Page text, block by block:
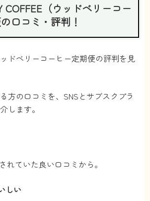
COFFEE（ウッドベリーコー
口コミ・評判！
ドベリーコーヒー定期便の評判を見
方の口コミを、SNSとサブスクプラ
します。
れていた良い口コミから。
しい